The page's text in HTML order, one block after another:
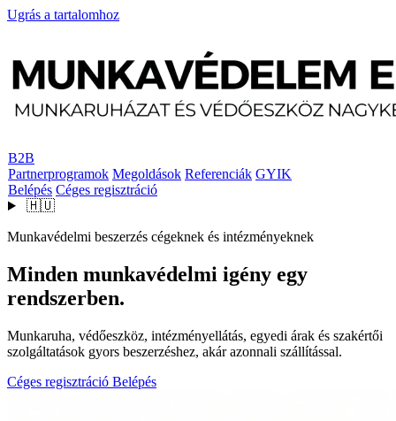
Ugrás a tartalomhoz
B2B
Partnerprogramok Megoldások Referenciák GYIK
Belépés Céges regisztráció
🇭🇺
Munkavédelmi beszerzés cégeknek és intézményeknek
Minden munkavédelmi igény egy
rendszerben.
Munkaruha, védőeszköz, intézményellátás, egyedi árak és szakértői
szolgáltatások gyors beszerzéshez, akár azonnali szállítással.
Céges regisztráció Belépés